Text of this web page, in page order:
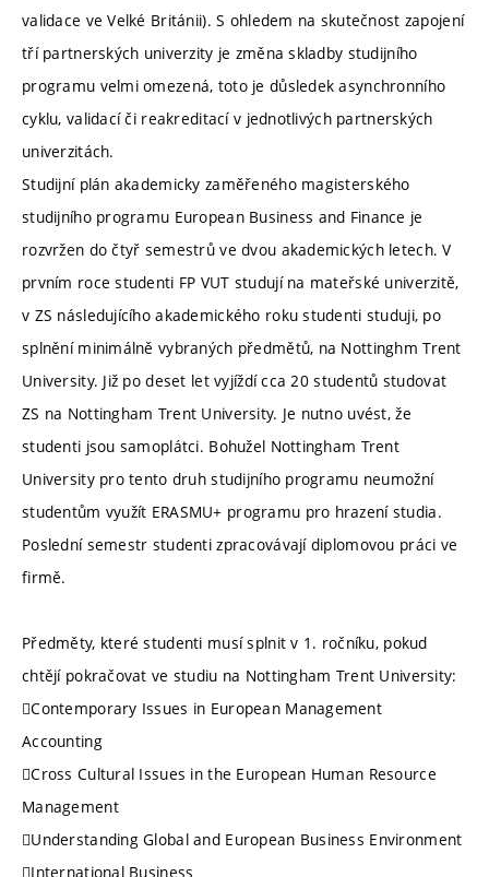
validace ve Velké Británii). S ohledem na skutečnost zapojení
tří partnerských univerzity je změna skladby studijního
programu velmi omezená, toto je důsledek asynchronního
cyklu, validací či reakreditací v jednotlivých partnerských
univerzitách.
Studijní plán akademicky zaměřeného magisterského
studijního programu European Business and Finance je
rozvržen do čtyř semestrů ve dvou akademických letech. V
prvním roce studenti FP VUT studují na mateřské univerzitě,
v ZS následujícího akademického roku studenti studuji, po
splnění minimálně vybraných předmětů, na Nottinghm Trent
University. Již po deset let vyjíždí cca 20 studentů studovat
ZS na Nottingham Trent University. Je nutno uvést, že
studenti jsou samoplátci. Bohužel Nottingham Trent
University pro tento druh studijního programu neumožní
studentům využít ERASMU+ programu pro hrazení studia.
Poslední semestr studenti zpracovávají diplomovou práci ve
firmě.
Předměty, které studenti musí splnit v 1. ročníku, pokud
chtějí pokračovat ve studiu na Nottingham Trent University:
Contemporary Issues in European Management
Accounting
Cross Cultural Issues in the European Human Resource
Management
Understanding Global and European Business Environment
International Business